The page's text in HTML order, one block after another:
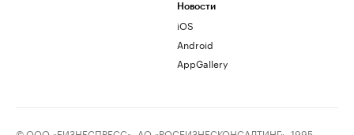
Новости
iOS
Android
AppGallery